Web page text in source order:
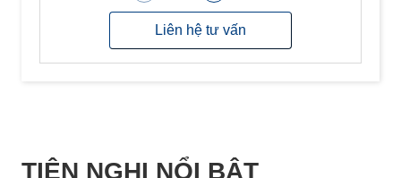
Liên hệ tư vấn
TIỆN NGHI NỔI BẬT